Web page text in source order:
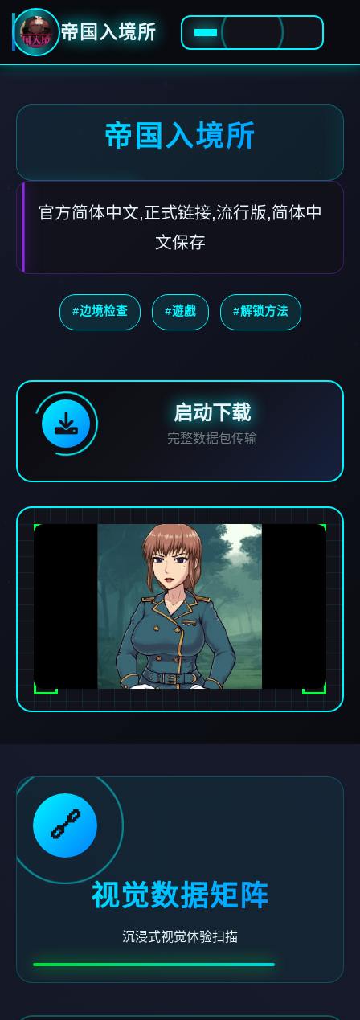
帝国入境所
帝国入境所
官方简体中文,正式链接,流行版,简体中
文保存
#边境检查 #遊戲 #解锁方法
启动下载
完整数据包传输
🔗
视觉数据矩阵
沉浸式视觉体验扫描